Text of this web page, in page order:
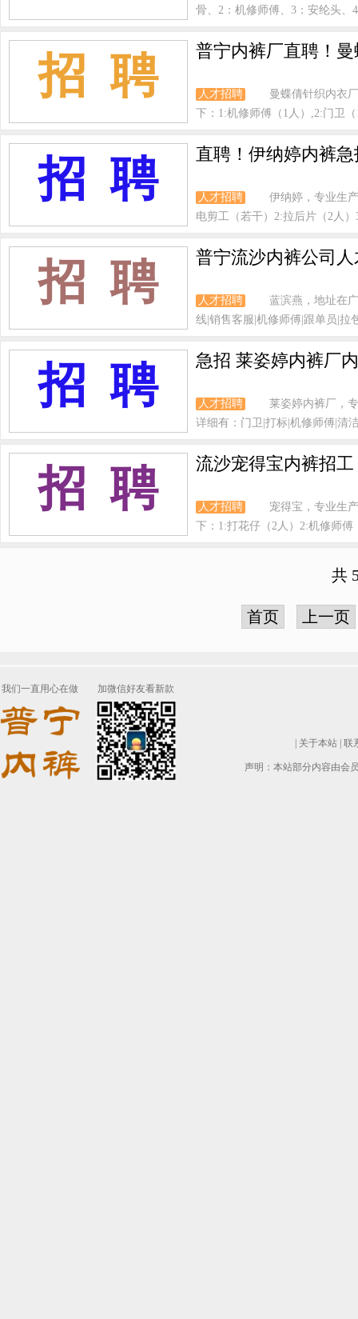
骨、2：机修师傅、3：安纶头、
招 聘 普宁内裤厂直聘！
人才招聘
曼蝶倩针织内衣
下：1:机修师傅（1人）,2:门卫
招 聘 直聘！伊纳婷内裤
人才招聘
伊纳婷，专业生
电剪工（若干）2:拉后片（2人
招 聘 普宁流沙内裤公司
人才招聘
蓝滨燕，地址在
线|销售客服|机修师傅|跟单员|拉
招 聘 急招 莱姿婷内裤厂
人才招聘
莱姿婷内裤厂，
详细有：门卫|打标|机修师傅|清
招 聘 流沙宠得宝内裤招
人才招聘
宠得宝，专业生
下：1:打花仔（2人）2:机修师
共
首页 上一页
关于本站 联
声明：本站部分内容由会
我们一直用心在做 加微信好友看新款